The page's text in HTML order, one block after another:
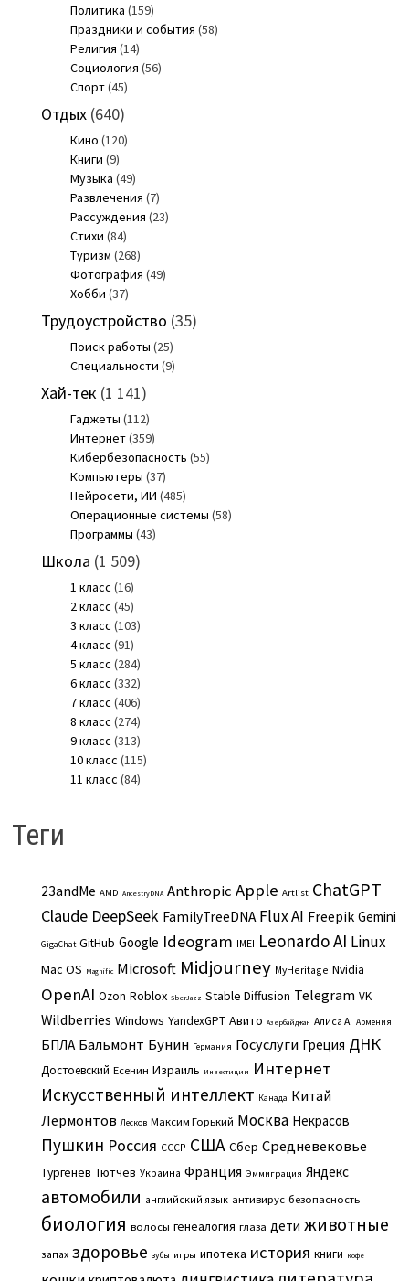
Политика (159)
Праздники и события (58)
Религия (14)
Социология (56)
Спорт(45)
Отдых(640)
Кино (120)
Книги (9)
Музыка (49)
Развлечения (7)
Рассуждения (23)
Стихи (84)
Туризм (268)
Фотография (49)
Хобби (37)
Трудоустройство (35)
Поиск работы (25)
Специальности (9)
Хай-тек (1 141)
Гаджеты (112)
Интернет(359)
Кибербезопасность (55)
Компьютеры (37)
Нейросети, ИИ (485)
Операционные системы (58)
Программы (43)
Школа (1 509)
1 класс (16)
2 класс (45)
3 класс (103)
4 класс (91)
5 класс (284)
6 класс (332)
7 класс (406)
8 класс (274)
9 класс (313)
10 класс (115)
11 класс (84)
Теги
23andMe AMD AncestryDNA Anthropic Apple Artlist ChatGPT
Claude DeepSeek FamilyTreeDNA Flux AI Freepik Gemini
GigaChat GitHub Google Ideogram IMEI Leonardo AI Linux
Mac OS Magnific Microsoft Midjourney MyHeritage Nvidia
OpenAI Ozon Roblox SberJazz Stable Diffusion Telegram VK
Wildberries Windows YandexGPT Авито Азербайджан Алиса AI Армения
БПЛА Бальмонт Бунин Германия Госуслуги Греция ДНК
Достоевский Есенин Израиль Инвестиции Интернет
Искусственный интеллект Канада Китай
Лермонтов Лесков Максим Горький Москва Некрасов
Пушкин Россия СССР США Сбер Средневековье
Тургенев Тютчев Украина Франция Эммиграция Яндекс
автомобили английский язык антивирус безопасность
биология волосы генеалогия глаза дети животные
запах здоровье зубы игры ипотека история книги кофе